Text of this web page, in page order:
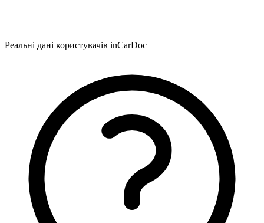
Реальні дані користувачів inCarDoc